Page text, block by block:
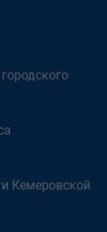
Кемеровской